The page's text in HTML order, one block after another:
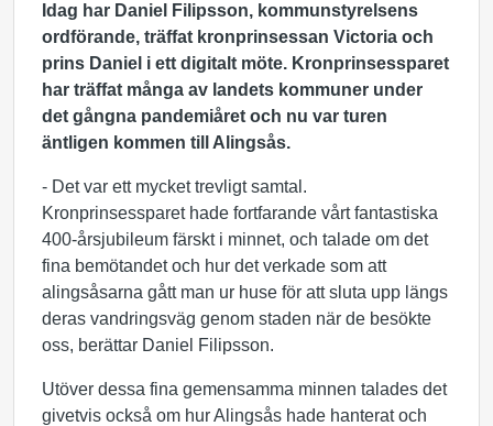
Idag har Daniel Filipsson, kommunstyrelsens
ordförande, träffat kronprinsessan Victoria och
prins Daniel i ett digitalt möte. Kronprinsessparet
har träffat många av landets kommuner under
det gångna pandemiåret och nu var turen
äntligen kommen till Alingsås.
- Det var ett mycket trevligt samtal.
Kronprinsessparet hade fortfarande vårt fantastiska
400-årsjubileum färskt i minnet, och talade om det
fina bemötandet och hur det verkade som att
alingsåsarna gått man ur huse för att sluta upp längs
deras vandringsväg genom staden när de besökte
oss, berättar Daniel Filipsson.
Utöver dessa fina gemensamma minnen talades det
givetvis också om hur Alingsås hade hanterat och